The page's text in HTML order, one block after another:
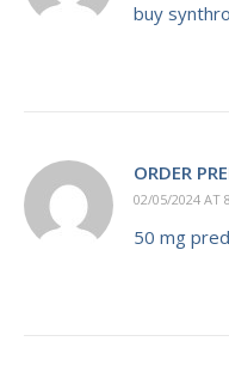
buy
ORDER
02/05/2024 AT
50 mg